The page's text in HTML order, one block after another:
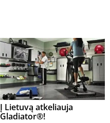
Į Lietuvą atkeliauja
Gladiator®!